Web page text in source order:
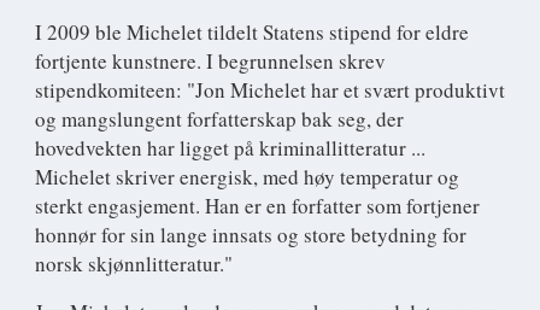
I 2009 ble Michelet tildelt Statens stipend for eldre
fortjente kunstnere. I begrunnelsen skrev
stipendkomiteen: "Jon Michelet har et svært produktivt
og mangslungent forfatterskap bak seg, der
hovedvekten har ligget på kriminallitteratur ...
Michelet skriver energisk, med høy temperatur og
sterkt engasjement. Han er en forfatter som fortjener
honnør for sin lange innsats og store betydning for
norsk skjønnlitteratur."